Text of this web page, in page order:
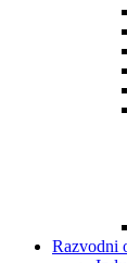
Razvodni